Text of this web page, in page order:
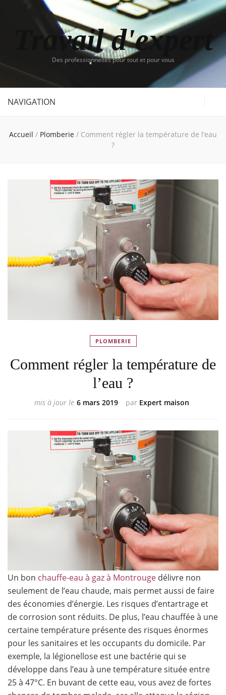
Travail d'expert
Des professionnelles pour tout et pour vous
NAVIGATION
Accueil / Plomberie / Comment régler la température de l’eau
?
PLOMBERIE
Comment régler la température de
l’eau ?
par Expert maison
mis à jour le 6 mars 2019
Un bon chauffe-eau à gaz à Montrouge délivre non
seulement de l’eau chaude, mais permet aussi de faire
des économies d’énergie. Les risques d’entartrage et
de corrosion sont réduits. De plus, l’eau chauffée à une
certaine température présente des risques énormes
pour les sanitaires et les occupants du domicile. Par
exemple, la légionellose est une bactérie qui se
développe dans l’eau à une température située entre
25 à 47°C. En buvant de cette eau, vous avez de fortes